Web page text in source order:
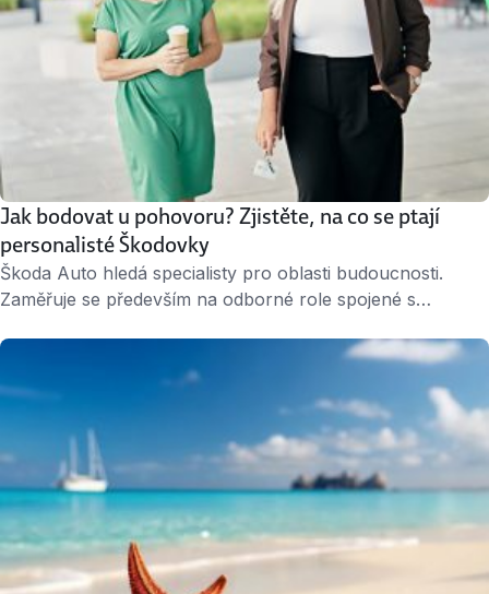
Jak bodovat u pohovoru? Zjistěte, na co se ptají
personalisté Škodovky
Škoda Auto hledá specialisty pro oblasti budoucnosti.
Zaměřuje se především na odborné role spojené s
ale vypadá nábor z druhé strany? Co personalisté během
pohovoru sledují? A proč pro ně nebývá nejdůležitější
perfektní životopis? Mluvili jsme se třemi náboráři ze
Škoda Auto. Každý z nich hledá jiné profily lidí, …